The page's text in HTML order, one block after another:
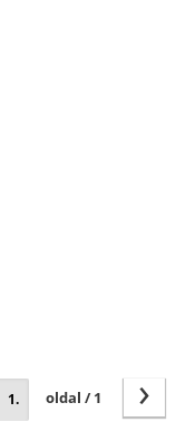
›
oldal / 1